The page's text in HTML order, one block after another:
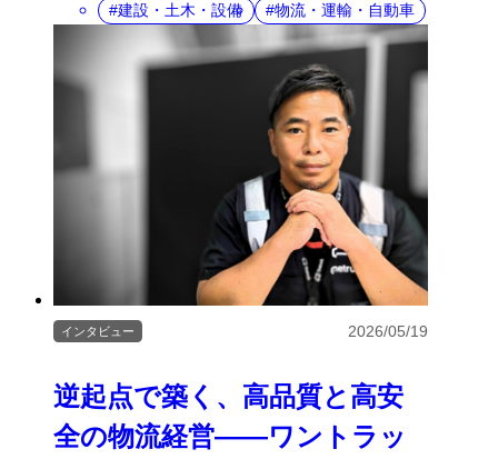
建設・土木・設備
物流・運輸・自動車
逆起点で築く、高品質と高安
全の物流経営――ワントラッ
インタビュー 2026/05/19